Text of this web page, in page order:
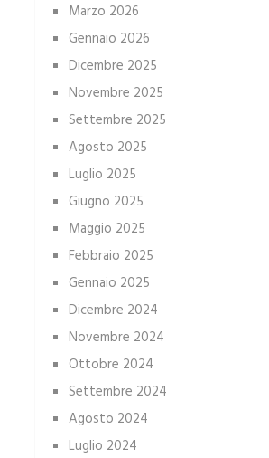
Marzo 2026
Gennaio 2026
Dicembre 2025
Novembre 2025
Settembre 2025
Agosto 2025
Luglio 2025
Giugno 2025
Maggio 2025
Febbraio 2025
Gennaio 2025
Dicembre 2024
Novembre 2024
Ottobre 2024
Settembre 2024
Agosto 2024
Luglio 2024